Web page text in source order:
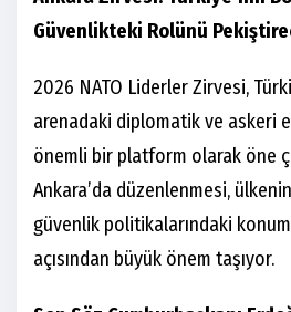
Güvenlikteki Rolünü
2026 NATO Liderler Zirvesi,
arenadaki diplomatik ve askeri
önemli bir platform olarak öne
Ankara’da düzenlenmesi,
güvenlik politikalarındaki
açısından büyük önem taşıyor.